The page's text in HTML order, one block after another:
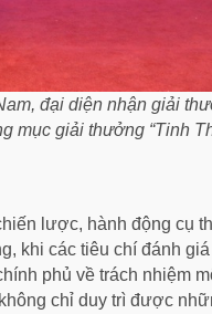
đại diện nhận giải
mục giải thưởng “Tinh
lược, hành động cụ
khi các tiêu chí đánh
phủ về trách nhiệm
chỉ duy trì được